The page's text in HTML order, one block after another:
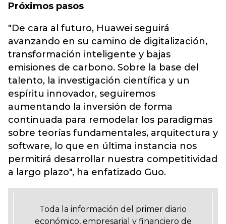
Próximos pasos
"De cara al futuro, Huawei seguirá
avanzando en su camino de digitalización,
transformación inteligente y bajas
emisiones de carbono. Sobre la base del
talento, la investigación científica y un
espíritu innovador, seguiremos
aumentando la inversión de forma
continuada para remodelar los paradigmas
sobre teorías fundamentales, arquitectura y
software, lo que en última instancia nos
permitirá desarrollar nuestra competitividad
a largo plazo", ha enfatizado Guo.
Toda la información del primer diario
económico, empresarial y financiero de